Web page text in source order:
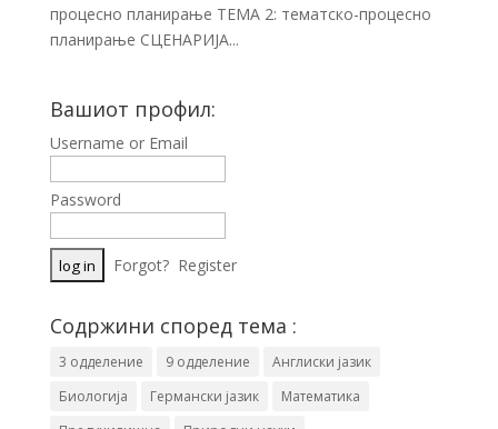
процесно планирање ТЕМА 2: тематско-процесно
планирање СЦЕНАРИЈА...
Вашиот профил:
Username or Email
Password
Forgot? Register
Содржини според тема :
3 одделение 9 одделение
Англиски јазик
Биологија
Германски јазик
Математика